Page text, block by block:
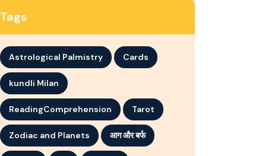
Tags
Astrological Palmistry Cards
kundli Milan
ReadingComprehension Tarot
Zodiac and Planets आग और बर्फ